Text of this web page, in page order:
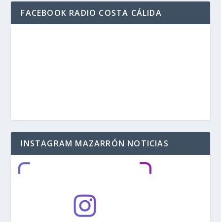
FACEBOOK RADIO COSTA CÁLIDA
INSTAGRAM MAZARRÓN NOTICIAS